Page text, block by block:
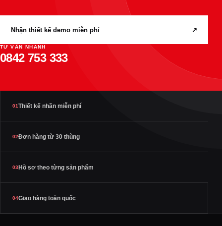
Nhận thiết kế demo miễn phí ↗
TƯ VẤN NHANH
0842 753 333
01Thiết kế nhãn miễn phí
02Đơn hàng từ 30 thùng
03Hồ sơ theo từng sản phẩm
04Giao hàng toàn quốc